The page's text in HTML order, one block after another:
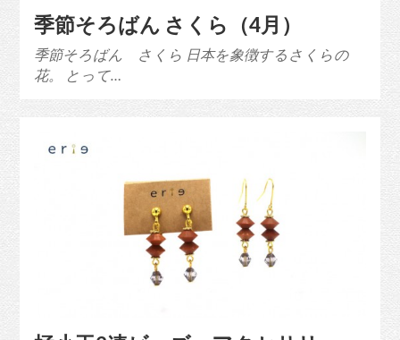
季節そろばん さくら（4月）
季節そろばん さくら 日本を象徴するさくらの
花。 とって…